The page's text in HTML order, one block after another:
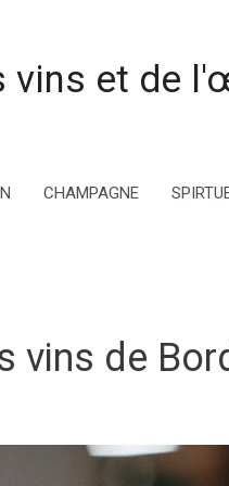
vins et de
CHAMPAGNE
vins de